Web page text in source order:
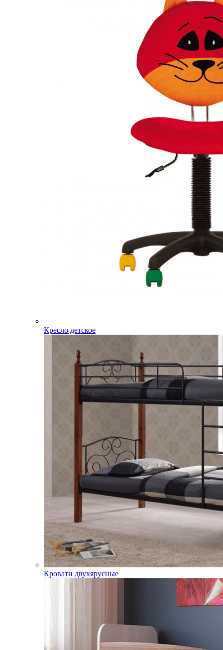
Кресло детское
Кровати двухярусные